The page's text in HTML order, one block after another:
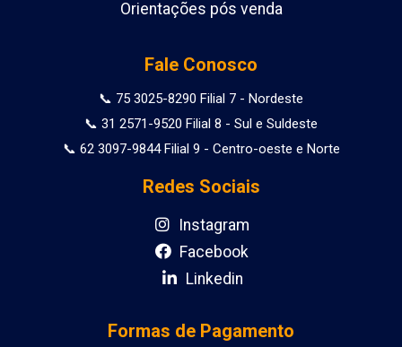
Orientações pós venda
Fale Conosco
📞 75 3025-8290 Filial 7 - Nordeste
📞 31 2571-9520 Filial 8 - Sul e Suldeste
📞 62 3097-9844 Filial 9 - Centro-oeste e Norte
Redes Sociais
Instagram
Facebook
Linkedin
Formas de Pagamento